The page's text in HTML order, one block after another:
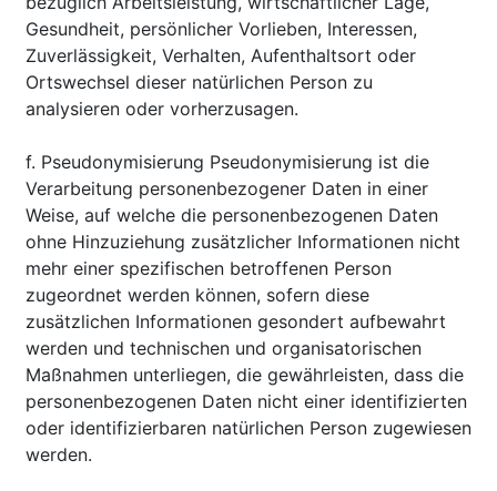
Gesundheit, persönlicher Vorlieben, Interessen,
Zuverlässigkeit, Verhalten, Aufenthaltsort oder
Ortswechsel dieser natürlichen Person zu
analysieren oder vorherzusagen.
f. Pseudonymisierung Pseudonymisierung ist die
Verarbeitung personenbezogener Daten in einer
Weise, auf welche die personenbezogenen Daten
ohne Hinzuziehung zusätzlicher Informationen nicht
mehr einer spezifischen betroffenen Person
zugeordnet werden können, sofern diese
zusätzlichen Informationen gesondert aufbewahrt
werden und technischen und organisatorischen
Maßnahmen unterliegen, die gewährleisten, dass die
personenbezogenen Daten nicht einer identifizierten
oder identifizierbaren natürlichen Person zugewiesen
werden.